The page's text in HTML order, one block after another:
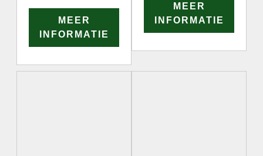
MEER
INFORMATIE
MEER
INFORMATIE